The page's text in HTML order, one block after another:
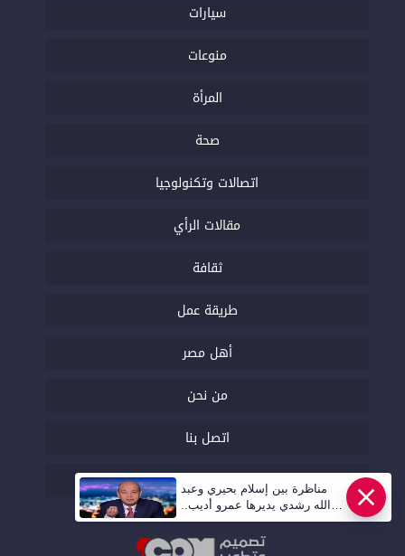
سيارات
منوعات
المرأة
صحة
اتصالات وتكنولوجيا
مقالات الرأي
ثقافة
طريقة عمل
أهل مصر
من نحن
اتصل بنا
السياسة التحريرية
مناظرة بين إسلام بحيري وعبد
الله رشدي يديرها عمرو أديب..
قريبا | أهل مصر